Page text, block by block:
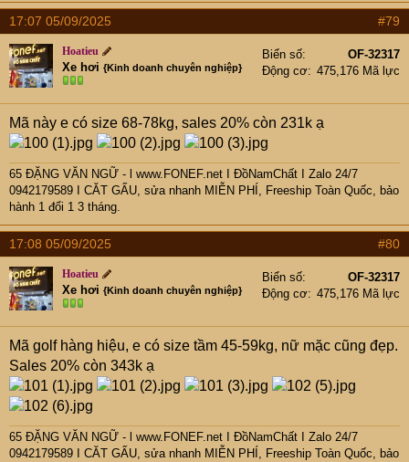
17:07 05/09/2025 #79
Hoatieu
Xe hơi {Kinh doanh chuyên nghiệp}
Biển số
OF-32317
Động cơ
475,176 Mã lực
Mã này e có size 68-78kg, sales 20% còn 231k ạ
65 ĐẶNG VĂN NGỮ - l www.FONEF.net I ĐồNamChất I Zalo 24/7
0942179589 I CĂT GẤU, sửa nhanh MIỄN PHÍ, Freeship Toàn Quốc, bảo
hành 1 đổi 1 3 tháng.
17:08 05/09/2025 #80
Hoatieu
Xe hơi {Kinh doanh chuyên nghiệp}
Biển số
OF-32317
Động cơ
475,176 Mã lực
Mã golf hàng hiệu, e có size tầm 45-59kg, nữ mặc cũng đẹp.
Sales 20% còn 343k ạ
65 ĐẶNG VĂN NGỮ - l www.FONEF.net I ĐồNamChất I Zalo 24/7
0942179589 I CĂT GẤU, sửa nhanh MIỄN PHÍ, Freeship Toàn Quốc, bảo